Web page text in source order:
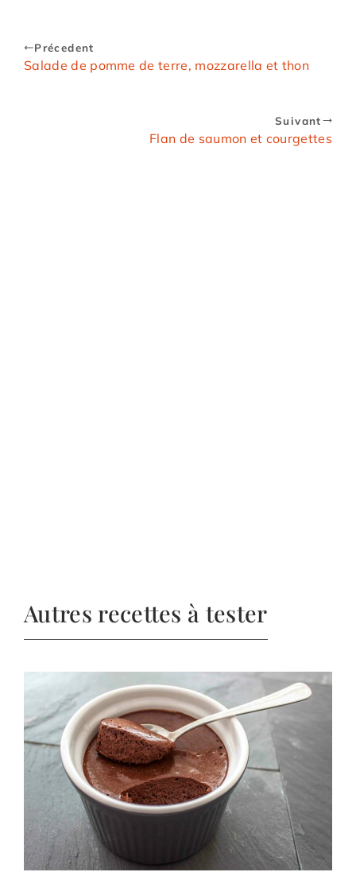
Précedent
Salade de pomme de terre, mozzarella et thon
Suivant
Flan de saumon et courgettes
Autres recettes à tester